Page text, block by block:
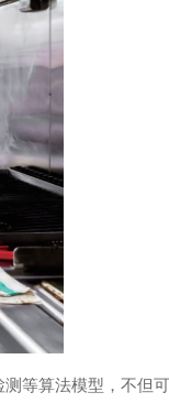
等算法模型，不但